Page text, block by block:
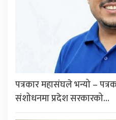
पत्रकार महासंघले भन्यो –
संशोधनमा प्रदेश सरकारको…